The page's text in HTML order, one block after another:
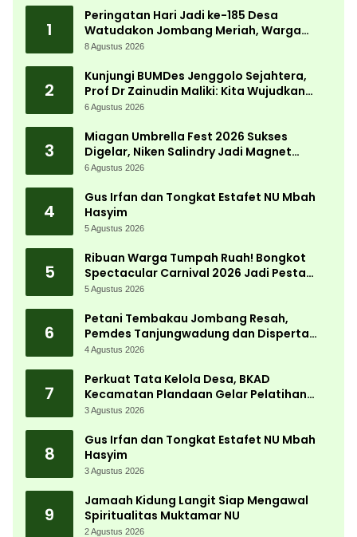
1
Peringatan Hari Jadi ke-185 Desa
Watudakon Jombang Meriah, Warga
Tumpek Blek Padati Karnaval Budaya
8 Agustus 2026
2
Kunjungi BUMDes Jenggolo Sejahtera,
Prof Dr Zainudin Maliki: Kita Wujudkan
Kemandirian Ekonomi dengan Potensi
6 Agustus 2026
3
Miagan Umbrella Fest 2026 Sukses
Digelar, Niken Salindry Jadi Magnet
Ribuan Pengunjung
6 Agustus 2026
4
Gus Irfan dan Tongkat Estafet NU Mbah
Hasyim
5 Agustus 2026
5
Ribuan Warga Tumpah Ruah! Bongkot
Spectacular Carnival 2026 Jadi Pesta
Kemerdekaan Terbesar di Peterongan
5 Agustus 2026
6
Petani Tembakau Jombang Resah,
Pemdes Tanjungwadung dan Disperta
Bergerak Cepat
4 Agustus 2026
7
Perkuat Tata Kelola Desa, BKAD
Kecamatan Plandaan Gelar Pelatihan
Aparatur Pemdes
3 Agustus 2026
8
Gus Irfan dan Tongkat Estafet NU Mbah
Hasyim
3 Agustus 2026
9
Jamaah Kidung Langit Siap Mengawal
Spiritualitas Muktamar NU
2 Agustus 2026